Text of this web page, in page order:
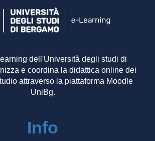
dell'Università degli studi di
e coordina la didattica online dei
attraverso la piattaforma Moodle
UniBg.
Info